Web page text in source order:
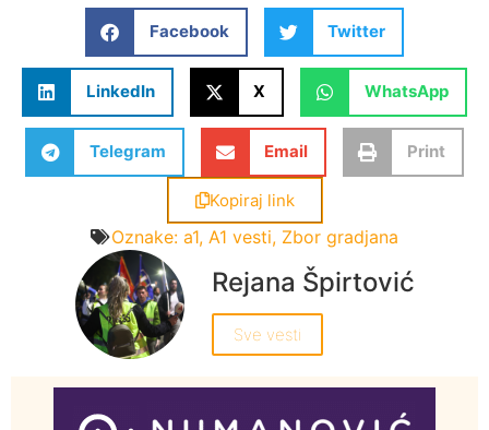
Facebook Twitter
LinkedIn X WhatsApp
Telegram Email Print
Kopiraj link
Oznake: a1, A1 vesti, Zbor gradjana
Rejana Špirtović
Sve vesti